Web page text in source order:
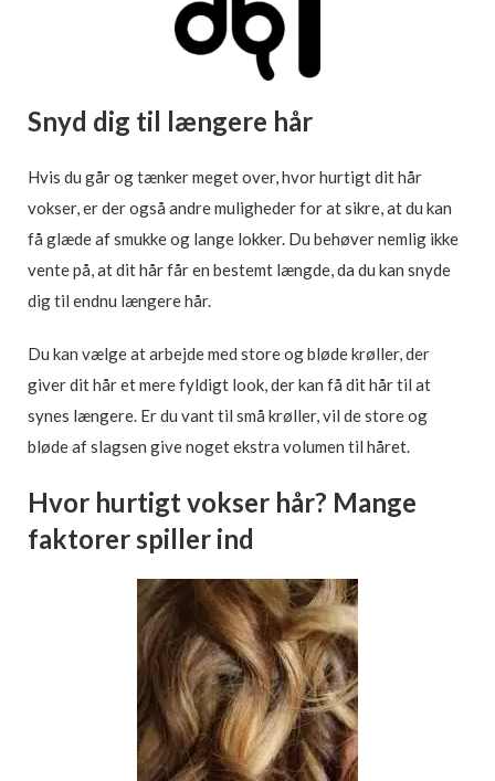
Snyd dig til længere hår
Hvis du går og tænker meget over, hvor hurtigt dit hår
vokser, er der også andre muligheder for at sikre, at du kan
få glæde af smukke og lange lokker. Du behøver nemlig ikke
vente på, at dit hår får en bestemt længde, da du kan snyde
dig til endnu længere hår.
Du kan vælge at arbejde med store og bløde krøller, der
giver dit hår et mere fyldigt look, der kan få dit hår til at
synes længere. Er du vant til små krøller, vil de store og
bløde af slagsen give noget ekstra volumen til håret.
Hvor hurtigt vokser hår? Mange
faktorer spiller ind